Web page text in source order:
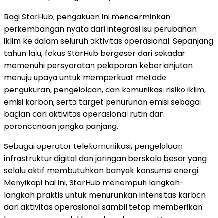
Bagi StarHub, pengakuan ini mencerminkan
perkembangan nyata dari integrasi isu perubahan
iklim ke dalam seluruh aktivitas operasional. Sepanjang
tahun lalu, fokus StarHub bergeser dari sekadar
memenuhi persyaratan pelaporan keberlanjutan
menuju upaya untuk memperkuat metode
pengukuran, pengelolaan, dan komunikasi risiko iklim,
emisi karbon, serta target penurunan emisi sebagai
bagian dari aktivitas operasional rutin dan
perencanaan jangka panjang.
Sebagai operator telekomunikasi, pengelolaan
infrastruktur digital dan jaringan berskala besar yang
selalu aktif membutuhkan banyak konsumsi energi.
Menyikapi hal ini, StarHub menempuh langkah-
langkah praktis untuk menurunkan intensitas karbon
dari aktivitas operasional sambil tetap memberikan